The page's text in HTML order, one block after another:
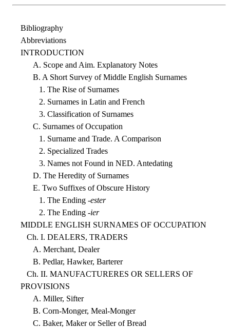
Bibliography
Abbreviations
INTRODUCTION
A. Scope and Aim. Explanatory Notes
B. A Short Survey of Middle English Surnames
1. The Rise of Surnames
2. Surnames in Latin and French
3. Classification of Surnames
C. Surnames of Occupation
1. Surname and Trade. A Comparison
2. Specialized Trades
3. Names not Found in NED. Antedating
D. The Heredity of Surnames
E. Two Suffixes of Obscure History
1. The Ending -ester
2. The Ending -ier
MIDDLE ENGLISH SURNAMES OF OCCUPATION
Ch. I. DEALERS, TRADERS
A. Merchant, Dealer
B. Pedlar, Hawker, Barterer
Ch. II. MANUFACTURERES OR SELLERS OF
PROVISIONS
A. Miller, Sifter
B. Corn-Monger, Meal-Monger
C. Baker, Maker or Seller of Bread